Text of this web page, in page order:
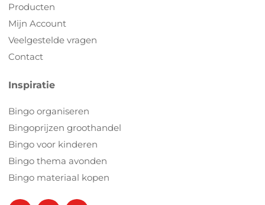
Producten
Mijn Account
Veelgestelde vragen
Contact
Inspiratie
Bingo organiseren
Bingoprijzen groothandel
Bingo voor kinderen
Bingo thema avonden
Bingo materiaal kopen